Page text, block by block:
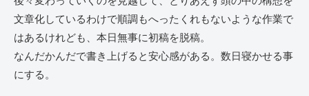
文章化しているわけで順調もへったくれもないような作業で
はあるけれども、本日無事に初稿を脱稿。
なんだかんだで書き上げると安心感がある。数日寝かせる事
にする。